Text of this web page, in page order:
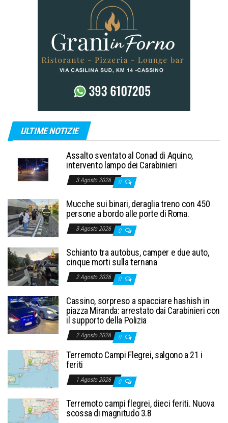
ULTIME NOTIZIE
Assalto sventato al Conad di Aquino,
intervento lampo dei Carabinieri
3 Agosto 2026 0
Mucche sui binari, deraglia treno con 450
persone a bordo alle porte di Roma.
3 Agosto 2026 0
Schianto tra autobus, camper e due auto,
cinque morti sulla ternana
2 Agosto 2026 0
Cassino, sorpreso a spacciare hashish in
piazza Miranda: arrestato dai Carabinieri con
il supporto della Polizia
2 Agosto 2026 0
Terremoto Campi Flegrei, salgono a 21 i
feriti
1 Agosto 2026 0
Terremoto campi flegrei, dieci feriti. Nuova
scossa di magnitudo 3.8